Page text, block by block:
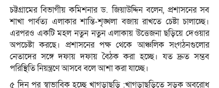
চট্টগ্রামের বিভাগীয় কমিশনার ড. জিয়াউদ্দিন বলেন, প্রশাসনের সব
শাখা পার্বত্য এলাকার শান্তি-শৃঙ্খলা বজায় রাখতে চেষ্টা চালাচ্ছে।
এরপরও একটি মহল নতুন নতুন এলাকায় উত্তেজনা ছড়িয়ে দেওয়ার
অপচেষ্টা করছে। প্রশাসনের পক্ষ থেকে আঞ্চলিক সংগঠনগুলোর
নেতাদের সঙ্গে দফায় দফায় বৈঠক করা হচ্ছে। যত দ্রুত সম্ভব
পরিস্থিতি নিয়ন্ত্রণে আসবে বলে আশা করা যাচ্ছে।
৫ দিন পর স্বাভাবিক হচ্ছে খাগড়াছড়ি :খাগড়াছড়িতে সড়ক অবরোধ